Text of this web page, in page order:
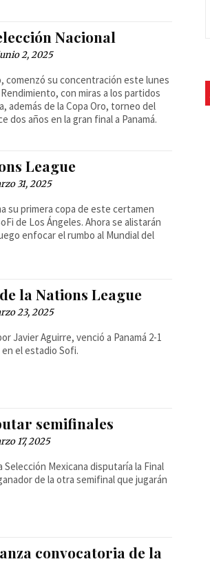
Nacional
2, 2025
comenzó su concentración este lunes
con miras a los partidos
además de la Copa Oro, torneo del
dos años en la gran final a Panamá.
League
31, 2025
su primera copa de este certamen
de Los Ángeles. Ahora se alistarán
enfocar el rumbo al Mundial del
la Nations League
23, 2025
Javier Aguirre, venció a Panamá 2-1
el estadio Sofi.
semifinales
17, 2025
Mexicana disputaría la Final
de la otra semifinal que jugarán
convocatoria de la